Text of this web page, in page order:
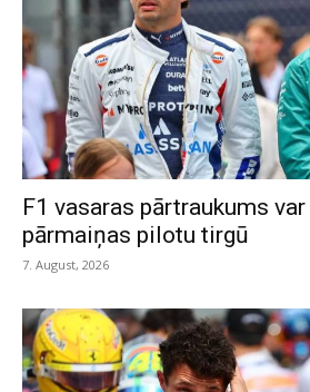
F1 vasaras pārtraukums
pārmaiņas pilotu tirgū
7. August, 2026